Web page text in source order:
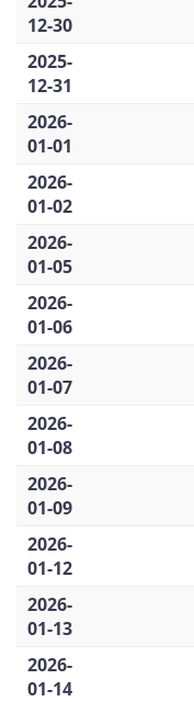
12-30
2025-
12-31
2026-
01-01
2026-
01-02
2026-
01-05
2026-
01-06
2026-
01-07
2026-
01-08
2026-
01-09
2026-
01-12
2026-
01-13
2026-
01-14